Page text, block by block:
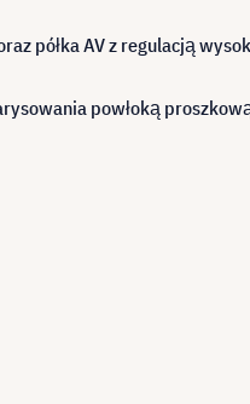
półka AV z regulacją
powłoką